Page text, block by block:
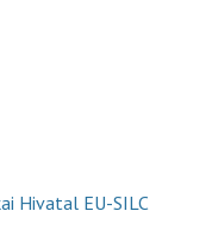
Hivatal EU-SILC